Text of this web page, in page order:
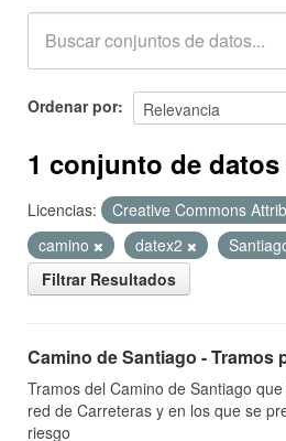
Ordenar por
1 conjunto de
Licencias: Creative Commons
camino
datex2
Filtrar Resultados
Camino de Santiago - Tramos
Tramos del Camino de Santiago
red de Carreteras y en los que se
riesgo